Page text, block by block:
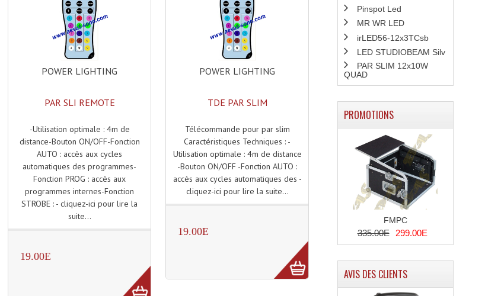
POWER LIGHTING
PAR SLI REMOTE
-Utilisation optimale : 4m de
distance-Bouton ON/OFF-Fonction
AUTO : accès aux cycles
automatiques des programmes-
Fonction PROG : accès aux
programmes internes-Fonction
STROBE : - cliquez-ici pour lire la
suite...
19.00E
POWER LIGHTING
TDE PAR SLIM
Télécommande pour par slim
Caractéristiques Techniques : -
Utilisation optimale : 4m de distance
-Bouton ON/OFF -Fonction AUTO :
accès aux cycles automatiques des -
cliquez-ici pour lire la suite...
19.00E
Pinspot Led
MR WR LED
irLED56-12x3TCsb
LED STUDIOBEAM Silv
PAR SLIM 12x10W
QUAD
PROMOTIONS
FMPC
335.00E 299.00E
AVIS DES CLIENTS